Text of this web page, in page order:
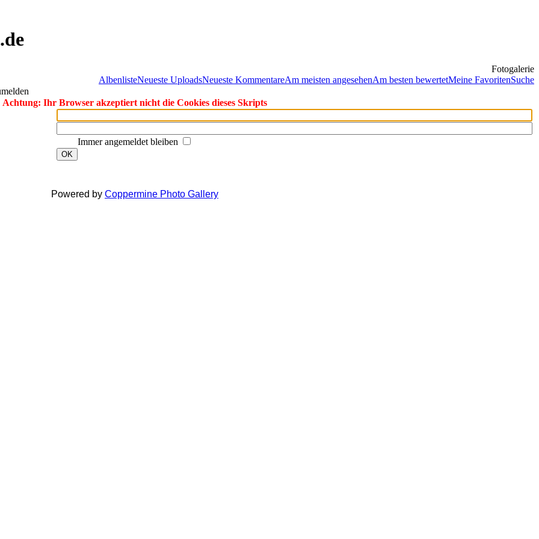
Fotogalerie
AlbenlisteNeueste UploadsNeueste KommentareAm meisten angesehenAm besten bewertetMeine FavoritenSuche
Achtung: Ihr Browser akzeptiert nicht die Cookies dieses Skripts
Immer angemeldet bleiben
OK
Powered by Coppermine Photo Gallery